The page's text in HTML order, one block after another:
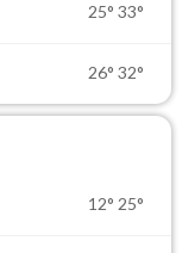
25° 33°
26° 32°
12° 25°